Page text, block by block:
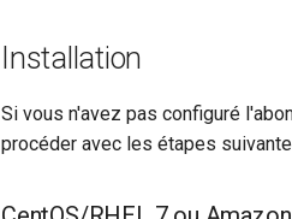
Installation
Si vous n'avez pas configuré
procéder avec les étapes